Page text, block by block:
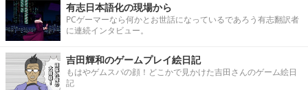
有志日本語化の現場から
PCゲーマーなら何かとお世話になっているであろう有志翻訳者
に連続インタビュー。
吉田輝和のゲームプレイ絵日記
もはやゲムスパの顔！どこかで見かけた吉田さんのゲーム絵日
記